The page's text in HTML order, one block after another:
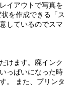
イアウトで写真を
を作成できる「ス
しているのでスマ
けます。廃インク
っぱいになった時
。 また、プリンタ